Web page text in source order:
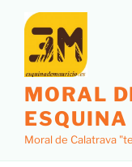
contenido
MORAL
Moral de Calatrava